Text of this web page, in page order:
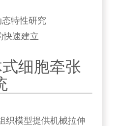
特性研究
快速建立
细胞牵张
织模型提供机械拉伸